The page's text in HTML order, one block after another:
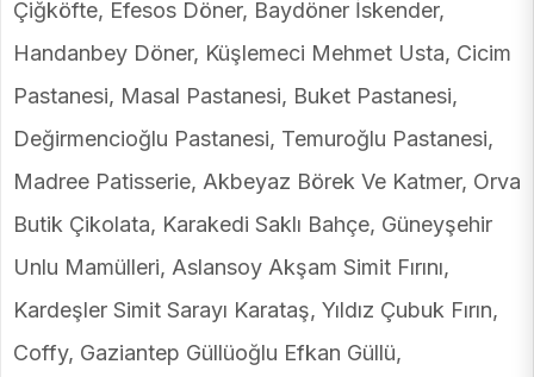
Çiğköfte, Efesos Döner, Baydöner İskender,
Handanbey Döner, Küşlemeci Mehmet Usta, Cicim
Pastanesi, Masal Pastanesi, Buket Pastanesi,
Değirmencioğlu Pastanesi, Temuroğlu Pastanesi,
Madree Patisserie, Akbeyaz Börek Ve Katmer, Orva
Butik Çikolata, Karakedi Saklı Bahçe, Güneyşehir
Unlu Mamülleri, Aslansoy Akşam Simit Fırını,
Kardeşler Simit Sarayı Karataş, Yıldız Çubuk Fırın,
Coffy, Gaziantep Güllüoğlu Efkan Güllü,